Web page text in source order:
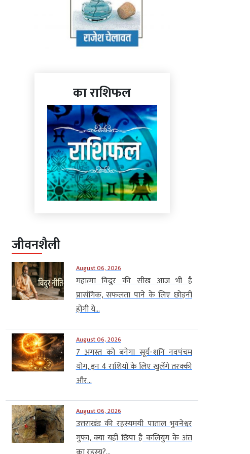
का राशिफल
जीवनशैली
August 06, 2026
महात्मा विदुर की सीख आज भी है
प्रासंगिक, सफलता पाने के लिए छोड़नी
होंगी ये...
August 06, 2026
7 अगस्त को बनेगा सूर्य-शनि नवपंचम
योग, इन 4 राशियों के लिए खुलेंगे तरक्की
और...
August 06, 2026
उत्तराखंड की रहस्यमयी पाताल भुवनेश्वर
गुफा, क्या यहीं छिपा है कलियुग के अंत